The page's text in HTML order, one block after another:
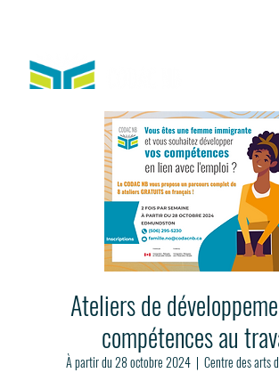
Ateliers de
compétences au
À partir du 28 octobre 2024
  |
Centre des arts